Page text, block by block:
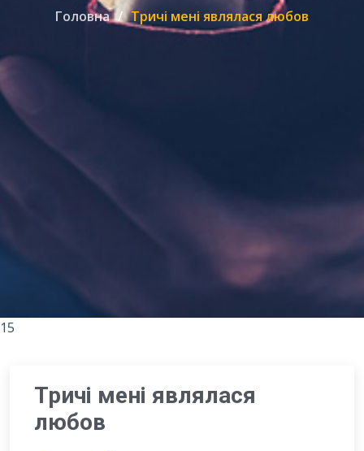
Головна Тричі мені являлася любов
15
Тричі мені являлася
любов